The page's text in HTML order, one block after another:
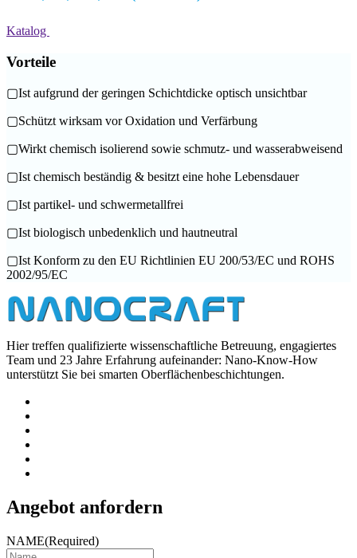
Katalog
Vorteile
▢Ist aufgrund der geringen Schichtdicke optisch unsichtbar
▢Schützt wirksam vor Oxidation und Verfärbung
▢Wirkt chemisch isolierend sowie schmutz- und wasserabweisend
▢Ist chemisch beständig & besitzt eine hohe Lebensdauer
▢Ist partikel- und schwermetallfrei
▢Ist biologisch unbedenklich und hautneutral
▢Ist Konform zu den EU Richtlinien EU 200/53/EC und ROHS
2002/95/EC
Hier treffen qualifizierte wissenschaftliche Betreuung, engagiertes
Team und 23 Jahre Erfahrung aufeinander: Nano-Know-How
unterstützt Sie bei smarten Oberflächenbeschichtungen.
Angebot anfordern
NAME(Required)